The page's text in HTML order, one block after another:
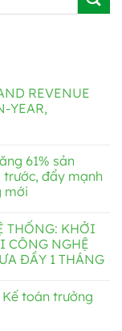
REVENUE
YEAR,
61% sản
trước, đẩy mạnh
mới
THỐNG: KHỞI
CÔNG NGHỆ
ĐẦY 1 THÁNG
toán trưởng